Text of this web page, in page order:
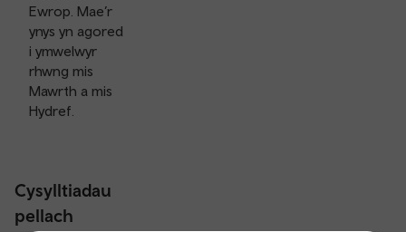
Ewrop. Mae’r
ynys yn agored
i ymwelwyr
rhwng mis
Mawrth a mis
Hydref.
Cysylltiadau
pellach